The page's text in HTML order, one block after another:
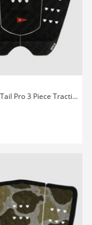
JJF Squash Tail Pro 3 Piece Traction Rembourrage